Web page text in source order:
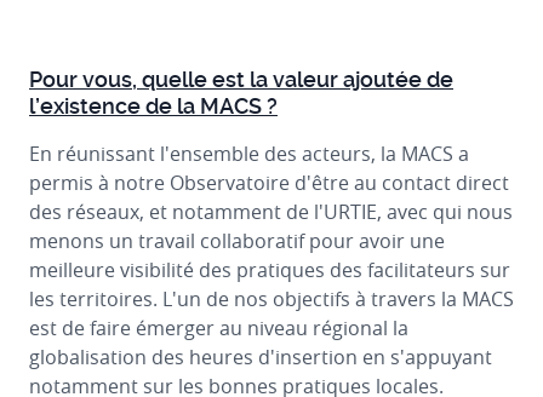
Pour vous, quelle est la valeur ajoutée de
l’existence de la MACS ?
En réunissant l'ensemble des acteurs, la MACS a
permis à notre Observatoire d'être au contact direct
des réseaux, et notamment de l'URTIE, avec qui nous
menons un travail collaboratif pour avoir une
meilleure visibilité des pratiques des facilitateurs sur
les territoires. L'un de nos objectifs à travers la MACS
est de faire émerger au niveau régional la
globalisation des heures d'insertion en s'appuyant
notamment sur les bonnes pratiques locales.